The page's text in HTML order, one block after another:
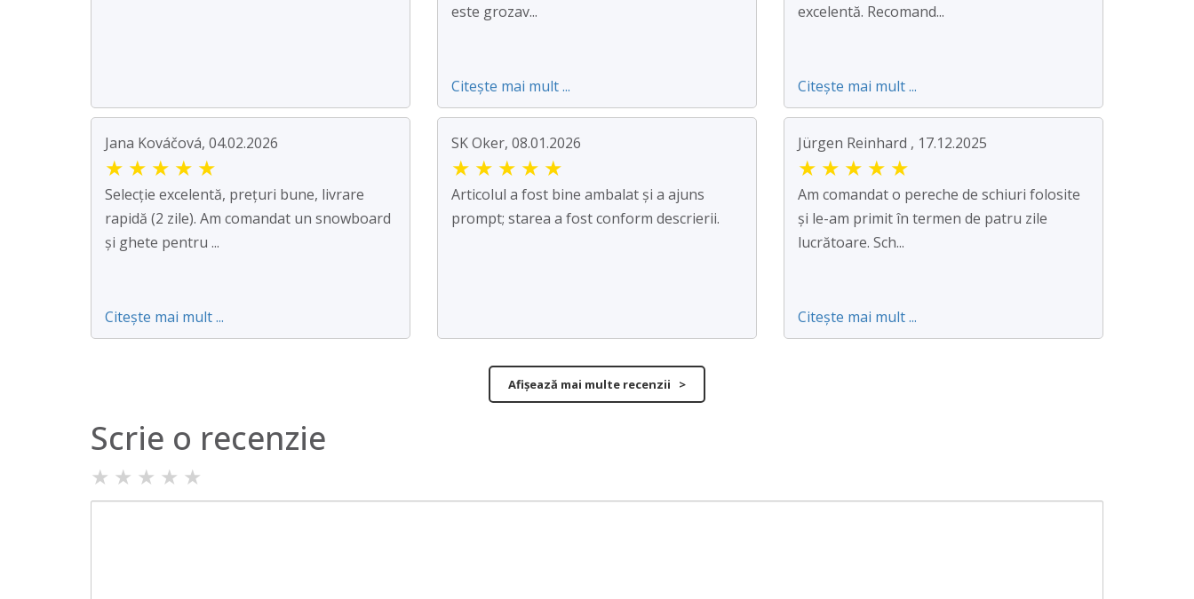
este grozav...
Citește mai mult ...
excelentă. Recomand...
Citește mai mult ...
Jana Kováčová, 04.02.2026
★ ★ ★ ★ ★
Selecție excelentă, prețuri bune, livrare
rapidă (2 zile). Am comandat un snowboard
și ghete pentru ...
Citește mai mult ...
SK Oker, 08.01.2026
★ ★ ★ ★ ★
Articolul a fost bine ambalat și a ajuns
prompt; starea a fost conform descrierii.
Jürgen Reinhard , 17.12.2025
★ ★ ★ ★ ★
Am comandat o pereche de schiuri folosite
și le-am primit în termen de patru zile
lucrătoare. Sch...
Citește mai mult ...
Afișează mai multe recenzii >
Scrie o recenzie
★ ★ ★ ★ ★